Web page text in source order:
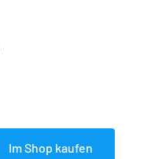
Im Shop kaufen